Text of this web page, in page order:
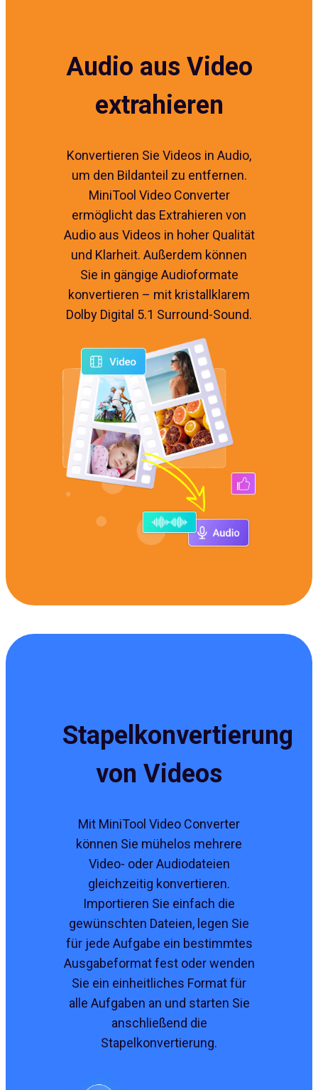
Audio aus Video
extrahieren
Konvertieren Sie Videos in Audio,
um den Bildanteil zu entfernen.
MiniTool Video Converter
ermöglicht das Extrahieren von
Audio aus Videos in hoher Qualität
und Klarheit. Außerdem können
Sie in gängige Audioformate
konvertieren – mit kristallklarem
Dolby Digital 5.1 Surround-Sound.
Stapelkonvertierung
von Videos
Mit MiniTool Video Converter
können Sie mühelos mehrere
Video- oder Audiodateien
gleichzeitig konvertieren.
Importieren Sie einfach die
gewünschten Dateien, legen Sie
für jede Aufgabe ein bestimmtes
Ausgabeformat fest oder wenden
Sie ein einheitliches Format für
alle Aufgaben an und starten Sie
anschließend die
Stapelkonvertierung.